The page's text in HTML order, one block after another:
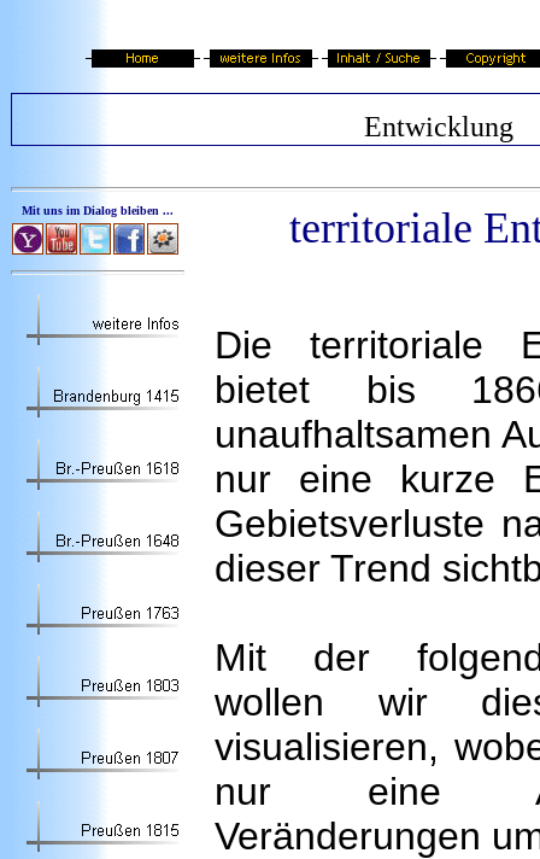
Entwicklung
Mit uns im Dialog bleiben ... territoriale
Die territoriale
bietet bis
unaufhaltsamen
nur eine kurze
Gebietsverluste
dieser Trend
Mit der
wollen wir
visualisieren,
nur eine
Veränderungen